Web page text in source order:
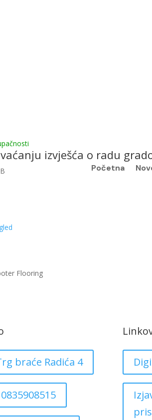
Početna
izvješća o radu
braće Radića 4